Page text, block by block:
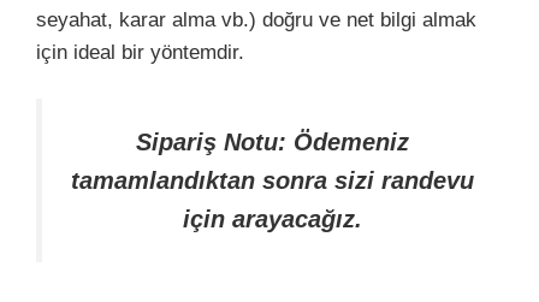
seyahat, karar alma vb.) doğru ve net bilgi almak
için ideal bir yöntemdir.
Sipariş Notu: Ödemeniz
tamamlandıktan sonra sizi randevu
için arayacağız.